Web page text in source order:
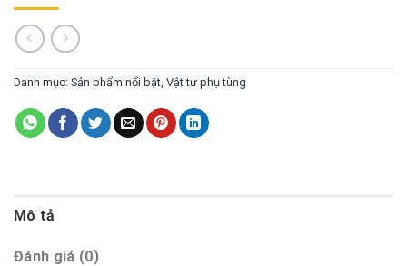
Danh mục: Sản phẩm nổi bật Vật tư phụ tùng
Mô tả
Đánh giá (0)